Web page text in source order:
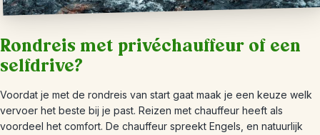
Rondreis met privéchauffeur of een
selfdrive?
Voordat je met de rondreis van start gaat maak je een keuze welk
vervoer het beste bij je past. Reizen met chauffeur heeft als
voordeel het comfort. De chauffeur spreekt Engels, en natuurlijk